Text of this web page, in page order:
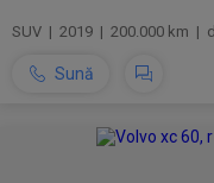
SUV | 2019 | 200.000 km |
Sună